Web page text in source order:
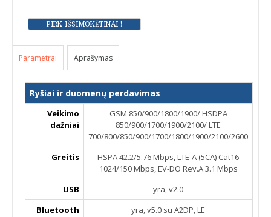
Parametrai Aprašymas
Ryšiai ir duomenų perdavimas
Veikimo
dažniai
GSM 850/900/1800/1900/ HSDPA
850/900/1700/1900/2100/ LTE
700/800/850/900/1700/1800/1900/2100/2600
Greitis
HSPA 42.2/5.76 Mbps, LTE-A (5CA) Cat16
1024/150 Mbps, EV-DO Rev.A 3.1 Mbps
USB
yra, v2.0
Bluetooth
yra, v5.0 su A2DP, LE